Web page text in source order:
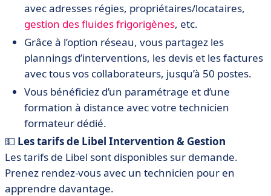
avec adresses régies, propriétaires/locataires,
gestion des fluides frigorigènes, etc.
Grâce à l’option réseau, vous partagez les
plannings d’interventions, les devis et les factures
avec tous vos collaborateurs, jusqu’à 50 postes.
Vous bénéficiez d’un paramétrage et d’une
formation à distance avec votre technicien
formateur dédié.
💵 Les tarifs de Libel Intervention & Gestion
Les tarifs de Libel sont disponibles sur demande.
Prenez rendez-vous avec un technicien pour en
apprendre davantage.